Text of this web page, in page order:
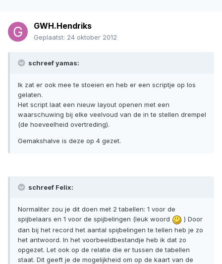
GWH.Hendriks
Geplaatst: 24 oktober 2012
schreef yamas:
Ik zat er ook mee te stoeien en heb er een scriptje op los
gelaten.
Het script laat een nieuw layout openen met een
waarschuwing bij elke veelvoud van de in te stellen drempel
(de hoeveelheid overtreding).
Gemakshalve is deze op 4 gezet.
schreef Felix:
Normaliter zou je dit doen met 2 tabellen: 1 voor de
spijbelaars en 1 voor de spijbelingen (leuk woord
) Door
dan bij het record het aantal spijbelingen te tellen heb je zo
het antwoord. In het voorbeeldbestandje heb ik dat zo
opgezet. Let ook op de relatie die er tussen de tabellen
staat. Dit geeft je de mogelijkheid om op de kaart van de